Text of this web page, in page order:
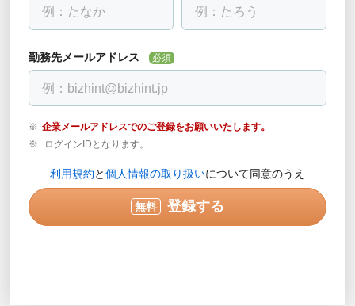
勤務先メールアドレス 必須
企業メールアドレスでのご登録をお願いいたします。
ログインIDとなります。
利用規約と個人情報の取り扱いについて同意のうえ
無料 登録する
部署・役職正式名称 必須
的の電話ではありません。
い。入力例で示されている番号は使用できません。